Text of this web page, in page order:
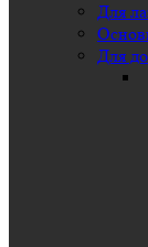
Для
Для